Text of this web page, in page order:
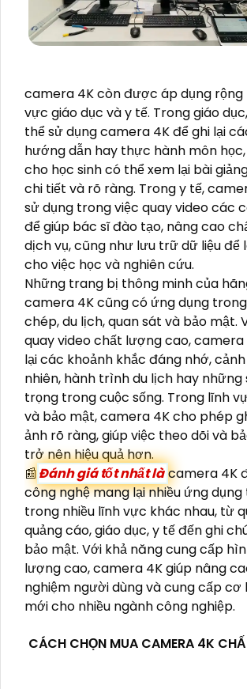
camera 4K còn được áp dụng
vực giáo dục và y tế. Trong giáo
thể sử dụng camera 4K để ghi lại
hướng dẫn hay thực hành môn
cho học sinh có thể xem lại bài
chi tiết và rõ ràng. Trong y tế,
sử dụng trong việc quay video các
để giúp bác sĩ đào tạo, nâng cao
dịch vụ, cũng như lưu trữ dữ liệu để
cho việc học và nghiên cứu.
Những trang bị thông minh của
camera 4K cũng có ứng dụng
chép, du lịch, quan sát và bảo mật.
quay video chất lượng cao, camera
lại các khoảnh khắc đáng nhớ,
nhiên, hành trình du lịch hay những
trọng trong cuộc sống. Trong lĩnh
và bảo mật, camera 4K cho phép
ảnh rõ ràng, giúp việc theo dõi và
trở nên hiệu quả hơn.
📰 Đánh giá tốt nhất làcamera 4K
công nghệ mang lại nhiều ứng
trong nhiều lĩnh vực khác nhau, từ
quảng cáo, giáo dục, y tế đến ghi
bảo mật. Với khả năng cung cấp
lượng cao, camera 4K giúp nâng
nghiệm người dùng và cung cấp cơ
mới cho nhiều ngành công nghiệp.
CÁCH CHỌN MUA CAMERA 4K